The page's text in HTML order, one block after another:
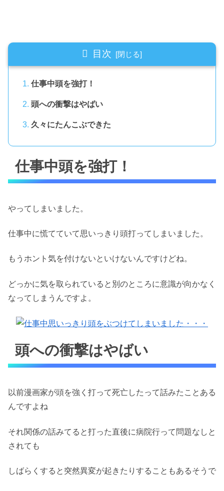
目次
仕事中頭を強打！
頭への衝撃はやばい
久々にたんこぶできた
仕事中頭を強打！
やってしまいました。
仕事中に慌てていて思いっきり頭打ってしまいました。
もうホント気を付けないといけないんですけどね。
どっかに気を取られていると別のところに意識が向かなく
なってしまうんですよ。
頭への衝撃はやばい
以前漫画家が頭を強く打って死亡したって話みたことある
んですよね
それ関係の話みてると打った直後に病院行って問題なしと
されても
しばらくすると突然異変が起きたりすることもあるそうで